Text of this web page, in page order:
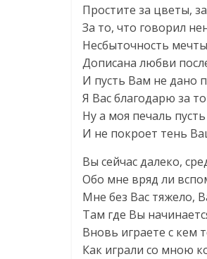
Простите за цветы,
За то, что говорил
Несбыточность
Дописана любви
И пусть Вам не дано
Я Вас благодарю за
Ну а моя печаль
И не покроет тень
Вы сейчас далеко,
Обо мне вряд ли
Мне без Вас тяжело,
Там где Вы
Вновь играете с кем
Как играли со мною